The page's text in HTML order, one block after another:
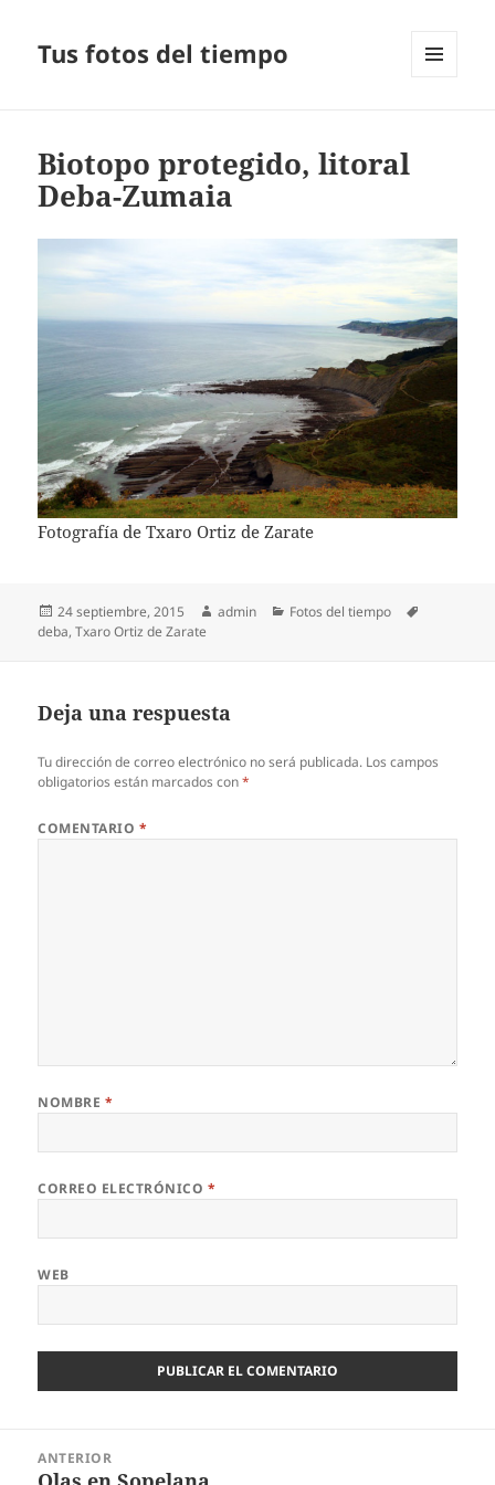
Tus fotos del tiempo
Biotopo protegido, litoral
Deba-Zumaia
Fotografía de Txaro Ortiz de Zarate
Publicado
el
24 septiembre, 2015 Autor
admin Categorías
Fotos del tiempo
deba,Txaro Ortiz de Zarate
Deja una respuesta
Tu dirección de correo electrónico no será publicada. Los campos
obligatorios están marcados con*
COMENTARIO *
NOMBRE *
CORREO ELECTRÓNICO *
WEB
ANTERIOR